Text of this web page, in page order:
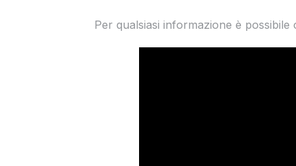
Per qualsiasi informazione è